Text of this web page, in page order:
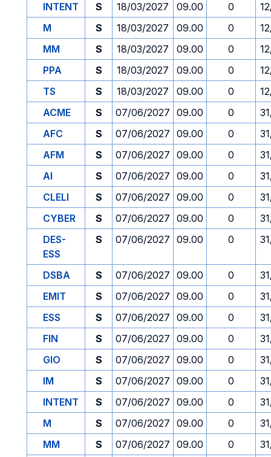
INTENT
S 18/03/2027 09.00 0
M
S 18/03/2027 09.00 0
MM
S 18/03/2027 09.00 0
PPA
S 18/03/2027 09.00 0
TS
S 18/03/2027 09.00 0
ACME
S 07/06/2027 09.00 0
AFC
S 07/06/2027 09.00 0
AFM
S 07/06/2027 09.00 0
AI
S 07/06/2027 09.00 0
CLELI
S 07/06/2027 09.00 0
CYBER
S 07/06/2027 09.00 0
DES-
ESS
S 07/06/2027 09.00 0
DSBA S 07/06/2027 09.00 0
EMIT
S 07/06/2027 09.00 0
ESS
S 07/06/2027 09.00 0
FIN
S 07/06/2027 09.00 0
GIO
S 07/06/2027 09.00 0
IM
S 07/06/2027 09.00 0
INTENT
S 07/06/2027 09.00 0
M
S 07/06/2027 09.00 0
MM
S 07/06/2027 09.00 0